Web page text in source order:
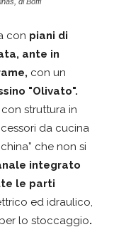
con piani di
ante in
con un
"Olivato".
struttura in
da cucina
che non si
integrato
le parti
ed idraulico,
lo stoccaggio.